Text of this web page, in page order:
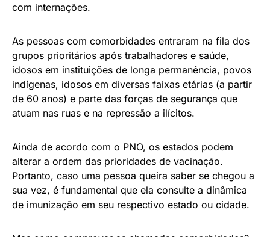
com internações.
As pessoas com comorbidades entraram na fila dos
grupos prioritários após trabalhadores e saúde,
idosos em instituições de longa permanência, povos
indígenas, idosos em diversas faixas etárias (a partir
de 60 anos) e parte das forças de segurança que
atuam nas ruas e na repressão a ilícitos.
Ainda de acordo com o PNO, os estados podem
alterar a ordem das prioridades de vacinação.
Portanto, caso uma pessoa queira saber se chegou a
sua vez, é fundamental que ela consulte a dinâmica
de imunização em seu respectivo estado ou cidade.